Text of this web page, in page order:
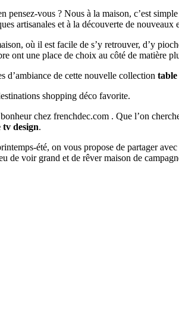
pensez-vous ? Nous à la maison, c’est
artisanales et à la découverte de nouveaux
où il est facile de s’y retrouver, d’y
ont une place de choix au côté de matière
d’ambiance de cette nouvelle collection table
shopping déco favorite.
chez frenchdec.com . Que l’on
tv design.
été, on vous propose de partager
de voir grand et de rêver maison de